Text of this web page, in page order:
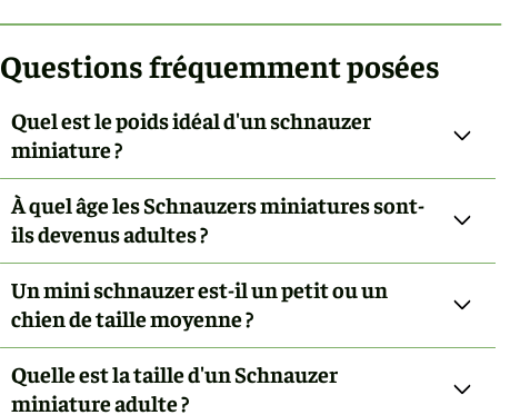
Questions fréquemment posées
Quel est le poids idéal d'un schnauzer
miniature ?
À quel âge les Schnauzers miniatures sont-
ils devenus adultes ?
Un mini schnauzer est-il un petit ou un
chien de taille moyenne ?
Quelle est la taille d'un Schnauzer
miniature adulte ?